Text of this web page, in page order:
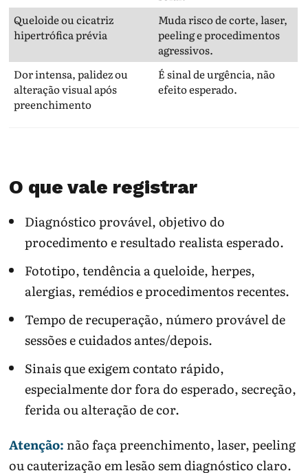
Queloide ou cicatriz
hipertrófica prévia
Muda risco de corte, laser,
peeling e procedimentos
agressivos.
Dor intensa, palidez ou
alteração visual após
preenchimento
É sinal de urgência, não
efeito esperado.
O que vale registrar
Diagnóstico provável, objetivo do
procedimento e resultado realista esperado.
Fototipo, tendência a queloide, herpes,
alergias, remédios e procedimentos recentes.
Tempo de recuperação, número provável de
sessões e cuidados antes/depois.
Sinais que exigem contato rápido,
especialmente dor fora do esperado, secreção,
ferida ou alteração de cor.
Atenção: não faça preenchimento, laser, peeling
ou cauterização em lesão sem diagnóstico claro.